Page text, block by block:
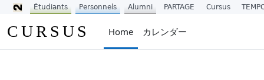
CURSUS Home カレンダー
Étudiants Personnels Alumni PARTAGE Cursus